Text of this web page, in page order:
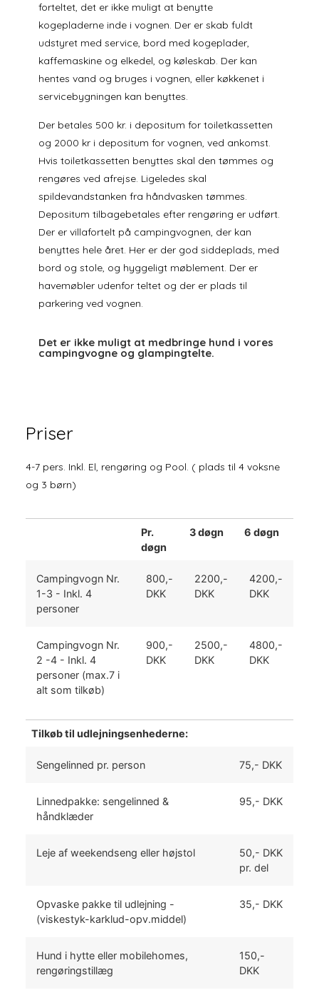
forteltet, det er ikke muligt at benytte
kogepladerne inde i vognen. Der er skab fuldt
udstyret med service, bord med kogeplader,
kaffemaskine og elkedel, og køleskab. Der kan
hentes vand og bruges i vognen, eller køkkenet i
servicebygningen kan benyttes.
Der betales 500 kr. i depositum for toiletkassetten
og 2000 kr i depositum for vognen, ved ankomst.
Hvis toiletkassetten benyttes skal den tømmes og
rengøres ved afrejse. Ligeledes skal
spildevandstanken fra håndvasken tømmes.
Depositum tilbagebetales efter rengøring er udført.
Der er villafortelt på campingvognen, der kan
benyttes hele året. Her er der god siddeplads, med
bord og stole, og hyggeligt møblement. Der er
havemøbler udenfor teltet og der er plads til
parkering ved vognen.
Det er ikke muligt at medbringe hund i vores
campingvogne og glampingtelte.
Priser
4-7 pers. Inkl. El, rengøring og Pool. ( plads til 4 voksne
og 3 børn)
Pr.
døgn
3 døgn 6 døgn
Campingvogn Nr.
1-3 - Inkl. 4
personer
800,-
DKK
2200,-
DKK
4200,-
DKK
Campingvogn Nr.
2 -4 - Inkl. 4
personer (max.7 i
alt som tilkøb)
900,-
DKK
2500,-
DKK
4800,-
DKK
Tilkøb til udlejningsenhederne:
Sengelinned pr. person 75,- DKK
Linnedpakke: sengelinned &
håndklæder
95,- DKK
Leje af weekendseng eller højstol
50,- DKK
pr. del
Opvaske pakke til udlejning -
(viskestyk-karklud-opv.middel)
35,- DKK
Hund i hytte eller mobilehomes,
rengøringstillæg
150,-
DKK